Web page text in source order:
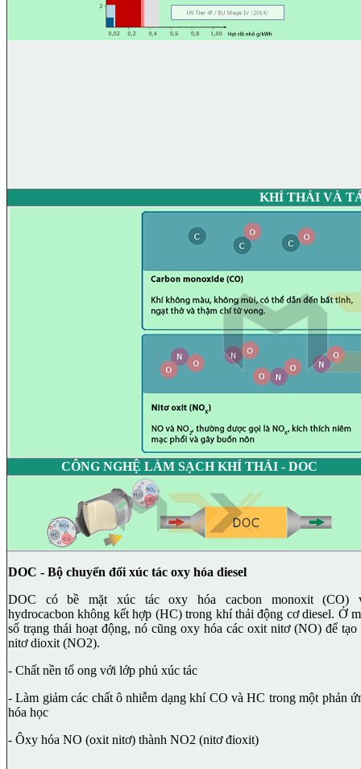
KHÍ THẢI VÀ
CÔNG NGHỆ LÀM SẠCH KHÍ THẢI - DOC
DOC - Bộ chuyển đổi xúc tác oxy hóa diesel
DOC có bề mặt xúc tác oxy hóa cacbon monoxit (CO)
hydrocacbon không kết hợp (HC) trong khí thải động cơ diesel. Ở
số trạng thái hoạt động, nó cũng oxy hóa các oxit nitơ (NO) để tạo
nitơ dioxit (NO2).
- Chất nền tổ ong với lớp phủ xúc tác
- Làm giảm các chất ô nhiễm dạng khí CO và HC trong một phản
hóa học
- Ôxy hóa NO (oxit nitơ) thành NO2 (nitơ đioxit)